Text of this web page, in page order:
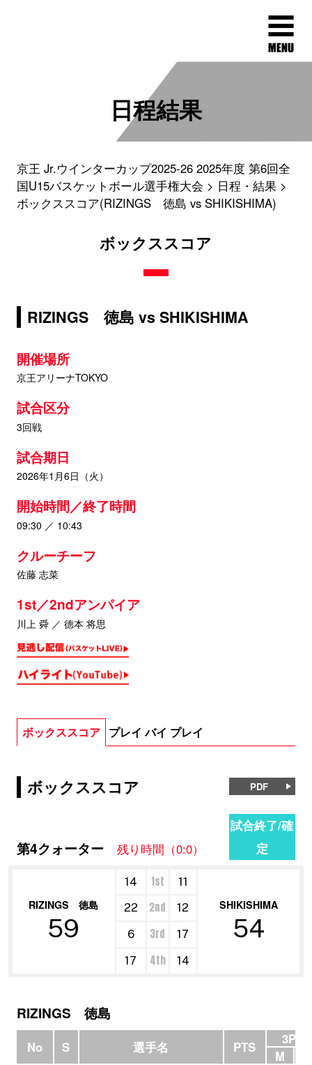
日程結果
京王 Jr.ウインターカップ2025-26 2025年度 第6回全
国U15バスケットボール選手権大会
日程・結果
ボックススコア(RIZINGS 徳島 vs SHIKISHIMA)
ボックススコア
RIZINGS 徳島 vs SHIKISHIMA
開催場所
京王アリーナTOKYO
試合区分
3回戦
試合期日
2026年1月6日（火）
開始時間／終了時間
09:30 ／ 10:43
クルーチーフ
佐藤 志菜
1st／2ndアンパイア
川上 舜 ／ 德本 将思
ボックススコア プレイ バイ プレイ
ボックススコア PDF
第4クォーター 残り時間（0:0）
試合終了/確
定
RIZINGS 徳島
59
14 1st
11
SHIKISHIMA
54
22 2nd
12
6
3rd
17
17
4th 14
RIZINGS 徳島
No S 選手名 PTS
3P
M